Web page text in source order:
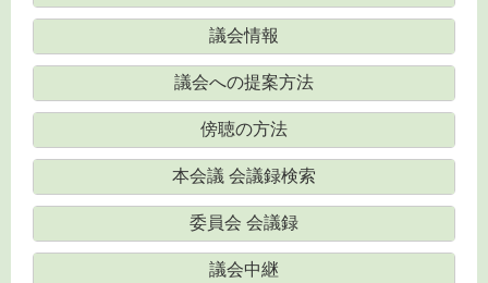
議会情報
議会への提案方法
傍聴の方法
本会議 会議録検索
委員会 会議録
議会中継